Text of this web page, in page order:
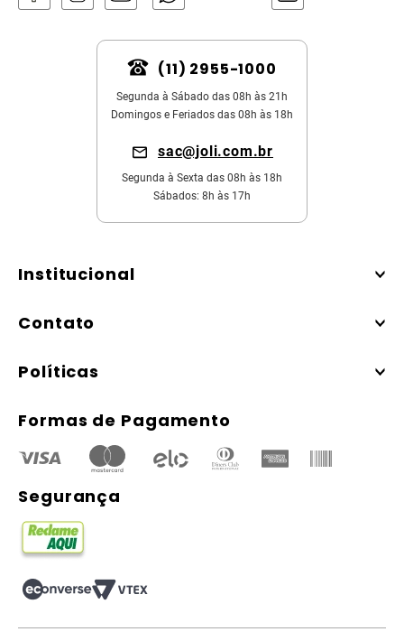
(11) 2955-1000
Segunda à Sábado das 08h às 21h
Domingos e Feriados das 08h às 18h
sac@joli.com.br
Segunda à Sexta das 08h às 18h
Sábados: 8h às 17h
Institucional
Contato
Políticas
Formas de Pagamento
Segurança